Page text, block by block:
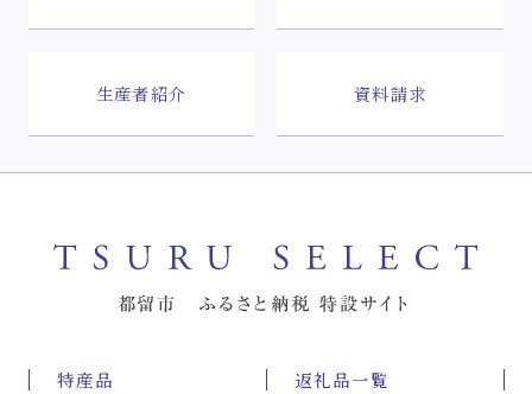
生産者紹介 資料請求
特産品 返礼品一覧